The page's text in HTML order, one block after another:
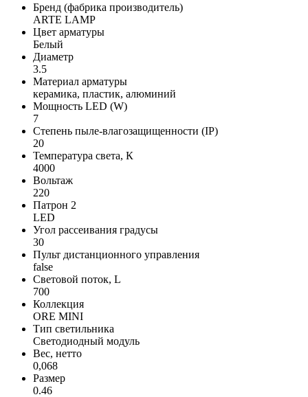
Бренд (фабрика производитель)
ARTE LAMP
Цвет арматуры
Белый
Диаметр
3.5
Материал арматуры
керамика, пластик, алюминий
Мощность LED (W)
7
Степень пыле-влагозащищенности (IP)
20
Температура света, К
4000
Вольтаж
220
Патрон 2
LED
Угол рассеивания градусы
30
Пульт дистанционного управления
false
Световой поток, L
700
Коллекция
ORE MINI
Тип светильника
Светодиодный модуль
Вес, нетто
0,068
Размер
0.46